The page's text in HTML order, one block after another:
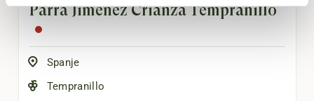
Parra Jimenez Crianza Tempranillo
Spanje
Tempranillo